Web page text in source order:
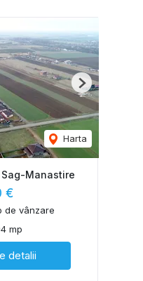
Harta
Next
Manastire
€
de vânzare
mp
detalii